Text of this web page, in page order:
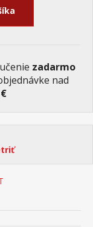
zadarmo
nad